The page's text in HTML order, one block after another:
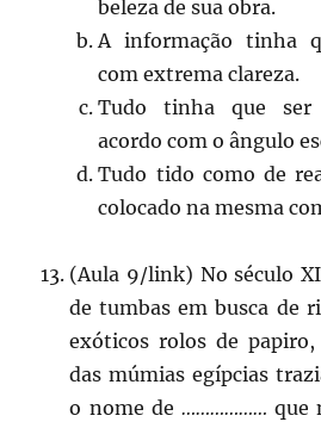
beleza de sua obra.
A informação tinha
com extrema clareza.
Tudo tinha que ser
acordo com o ângulo
Tudo tido como de
colocado na mesma
(Aula 9/link) No século
de tumbas em busca de
exóticos rolos de
das múmias egípcias
o nome de ……………… que